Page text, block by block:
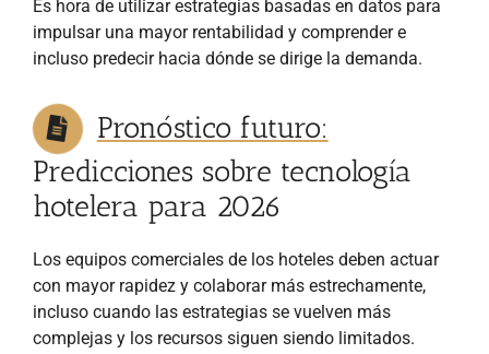
Es hora de utilizar estrategias basadas en datos para
impulsar una mayor rentabilidad y comprender e
incluso predecir hacia dónde se dirige la demanda.
Pronóstico futuro:
Predicciones sobre tecnología
hotelera para 2026
Los equipos comerciales de los hoteles deben actuar
con mayor rapidez y colaborar más estrechamente,
incluso cuando las estrategias se vuelven más
complejas y los recursos siguen siendo limitados.